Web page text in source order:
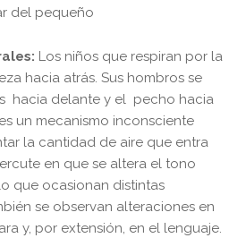
del pequeño
Los niños que respiran por la
hacia atrás. Sus hombros se
hacia delante y el pecho hacia
un mecanismo inconsciente
la cantidad de aire que entra
en que se altera el tono
que ocasionan distintas
se observan alteraciones en
y, por extensión, en el lenguaje.